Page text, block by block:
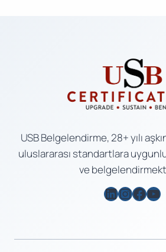
USB Belgelendirme, 28+ yılı
uluslararası standartlara
ve
LinkedIn